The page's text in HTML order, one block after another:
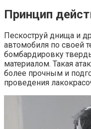
Принцип
Пескоструй днища и
автомобиля по своей
бомбардировку
материалом. Такая
более прочным и
проведения